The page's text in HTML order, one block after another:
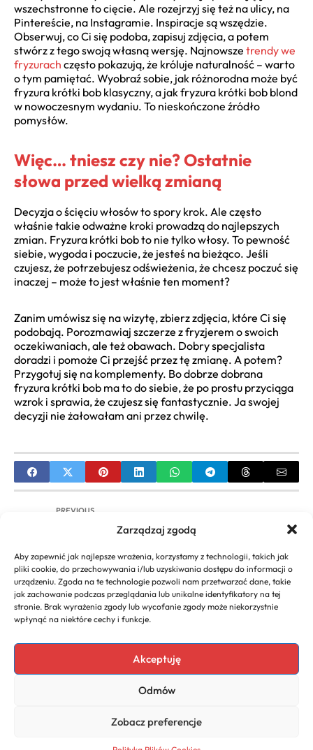
Zarządzaj zgodą
Aby zapewnić jak najlepsze wrażenia, korzystamy z technologii, takich jak
pliki cookie, do przechowywania i/lub uzyskiwania dostępu do informacji o
urządzeniu. Zgoda na te technologie pozwoli nam przetwarzać dane, takie
jak zachowanie podczas przeglądania lub unikalne identyfikatory na tej
stronie. Brak wyrażenia zgody lub wycofanie zgody może niekorzystnie
wpłynąć na niektóre cechy i funkcje.
Akceptuję
Odmów
Zobacz preferencje
wszechstronne to cięcie. Ale rozejrzyj się też na ulicy, na
Pintereście, na Instagramie. Inspiracje są wszędzie.
Obserwuj, co Ci się podoba, zapisuj zdjęcia, a potem
stwórz z tego swoją własną wersję. Najnowsze trendy we
fryzurach często pokazują, że króluje naturalność – warto
o tym pamiętać. Wyobraź sobie, jak różnorodna może być
fryzura krótki bob klasyczny, a jak fryzura krótki bob blond
w nowoczesnym wydaniu. To nieskończone źródło
pomysłów.
Więc… tniesz czy nie? Ostatnie
słowa przed wielką zmianą
Decyzja o ścięciu włosów to spory krok. Ale często
właśnie takie odważne kroki prowadzą do najlepszych
zmian. Fryzura krótki bob to nie tylko włosy. To pewność
siebie, wygoda i poczucie, że jesteś na bieżąco. Jeśli
czujesz, że potrzebujesz odświeżenia, że chcesz poczuć się
inaczej – może to jest właśnie ten moment?
Zanim umówisz się na wizytę, zbierz zdjęcia, które Ci się
podobają. Porozmawiaj szczerze z fryzjerem o swoich
oczekiwaniach, ale też obawach. Dobry specjalista
doradzi i pomoże Ci przejść przez tę zmianę. A potem?
Przygotuj się na komplementy. Bo dobrze dobrana
fryzura krótki bob ma to do siebie, że po prostu przyciąga
wzrok i sprawia, że czujesz się fantastycznie. Ja swojej
decyzji nie żałowałam ani przez chwilę.
PREVIOUS
French Crop dla Zakoli: Idealna Fryzura Męska na
NEXT
Krótkie Włosy Pixie Bob: Kompletny Przewodnik
po Ikonicznej Fryzurze i Stylizacji
Copyright 2026. All rights